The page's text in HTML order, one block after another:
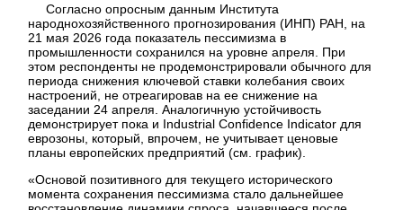
Согласно опросным данным Института
народнохозяйственного прогнозирования (ИНП) РАН, на
21 мая 2026 года показатель пессимизма в
промышленности сохранился на уровне апреля. При
этом респонденты не продемонстрировали обычного для
периода снижения ключевой ставки колебания своих
настроений, не отреагировав на ее снижение на
заседании 24 апреля. Аналогичную устойчивость
демонстрирует пока и Industrial Confidence Indicator для
еврозоны, который, впрочем, не учитывает ценовые
планы европейских предприятий (см. график).
«Основой позитивного для текущего исторического
момента сохранения пессимизма стало дальнейшее